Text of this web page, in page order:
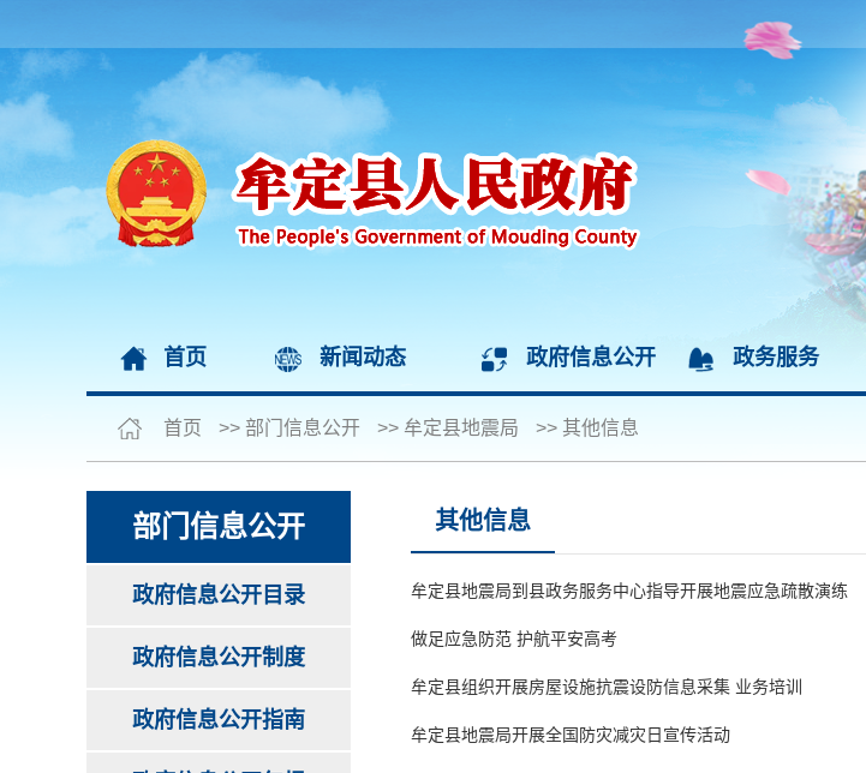
首页 新闻动态 政府信息公开 政务服务
首页 >> 部门信息公开 >> 牟定县地震局 >> 其他信息
部门信息公开
政府信息公开目录
政府信息公开制度
政府信息公开指南
其他信息
牟定县地震局到县政务服务中心指导开展地震应急疏散演练
做足应急防范 护航平安高考
牟定县组织开展房屋设施抗震设防信息采集 业务培训
牟定县地震局开展全国防灾减灾日宣传活动